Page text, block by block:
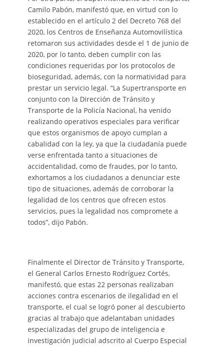
Camilo Pabón, manifestó que, en virtud con lo
establecido en el artículo 2 del Decreto 768 del
2020, los Centros de Enseñanza Automovilística
retomaron sus actividades desde el 1 de junio de
2020, por lo tanto, deben cumplir con las
condiciones requeridas por los protocolos de
bioseguridad, además, con la normatividad para
prestar un servicio legal. “La Supertransporte en
conjunto con la Dirección de Tránsito y
Transporte de la Policía Nacional, ha venido
realizando operativos especiales para verificar
que estos organismos de apoyo cumplan a
cabalidad con la ley, ya que la ciudadanía puede
verse enfrentada tanto a situaciones de
accidentalidad, como de fraudes, por lo tanto,
exhortamos a los ciudadanos a denunciar este
tipo de situaciones, además de corroborar la
legalidad de los centros que ofrecen estos
servicios, pues la legalidad nos compromete a
todos”, dijo Pabón.
Finalmente el Director de Tránsito y Transporte,
el General Carlos Ernesto Rodríguez Cortés,
manifestó, que estas 22 personas realizaban
acciones contra escenarios de ilegalidad en el
transporte, el cual se logró poner al descubierto
gracias al trabajo que adelantaban unidades
especializadas del grupo de inteligencia e
investigación judicial adscrito al Cuerpo Especial